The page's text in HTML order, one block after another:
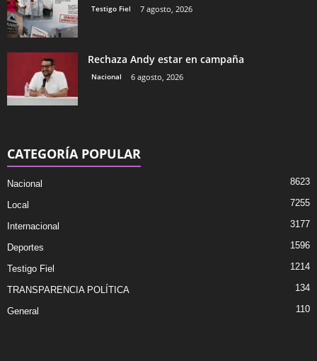
Testigo Fiel 7 agosto, 2026
Rechaza Andy estar en campaña
Nacional 6 agosto, 2026
CATEGORÍA POPULAR
Nacional 8623
Local 7255
Internacional 3177
Deportes 1596
Testigo Fiel 1214
TRANSPARENCIA POLÍTICA 134
General 110